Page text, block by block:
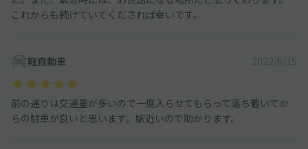
これからも続けていてくだされば幸いです。
軽自動車 2022/6/15
前の通りは交通量が多いので一度入らせてもらって落ち着いてか
らの駐車が良いと思います。駅近いので助かります。